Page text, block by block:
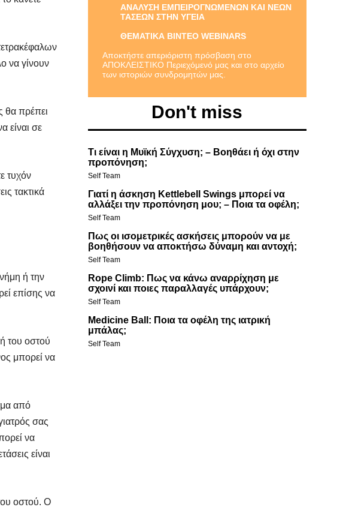
να γίνουν
θα πρέπει
είναι σε
τυχόν
τακτικά
ή την
επίσης να
του οστού
μπορεί να
από
σας
να
είναι
οστού. Ο
ΑΝΑΛΥΣΗ ΕΜΠΕΙΡΟΓΝΩΜΕΝΩΝ ΚΑΙ ΝΕΩΝ
ΤΑΣΕΩΝ ΣΤΗΝ ΥΓΕΙΑ
ΘΕΜΑΤΙΚΑ ΒΙΝΤΕΟ WEBINARS
Αποκτήστε απεριόριστη πρόσβαση στο
ΑΠΟΚΛΕΙΣΤΙΚΟ Περιεχόμενό μας και στο αρχείο
των ιστοριών συνδρομητών μας.
Don't miss
Τι είναι η Μυϊκή Σύγχυση; – Βοηθάει ή όχι στην
προπόνηση;
Self Team
Γιατί η άσκηση Kettlebell Swings μπορεί να
αλλάξει την προπόνηση μου; – Ποια τα οφέλη;
Self Team
Πως οι ισομετρικές ασκήσεις μπορούν να με
βοηθήσουν να αποκτήσω δύναμη και αντοχή;
Self Team
Rope Climb: Πως να κάνω αναρρίχηση με
σχοινί και ποιες παραλλαγές υπάρχουν;
Self Team
Medicine Ball: Ποια τα οφέλη της ιατρική
μπάλας;
Self Team